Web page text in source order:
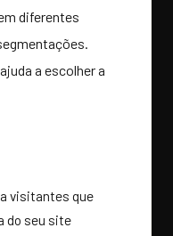
diferentes
a escolher a
visitantes que
do seu site